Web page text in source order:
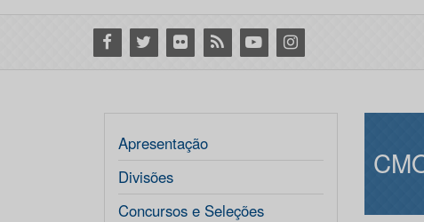
Facebook
Twitter Flickr RSS YoutubeInstagram
Apresentação
Divisões
Concursos e Seleções